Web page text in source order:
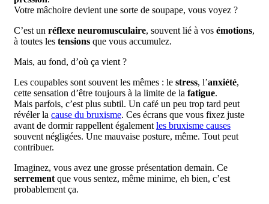
Votre mâchoire devient une sorte de soupape, vous voyez ?
C’est un réflexe neuromusculaire, souvent lié à vos émotions,
à toutes les tensions que vous accumulez.
Mais, au fond, d’où ça vient ?
Les coupables sont souvent les mêmes : le stress, l’anxiété,
cette sensation d’être toujours à la limite de la fatigue.
Mais parfois, c’est plus subtil. Un café un peu trop tard peut
révéler la cause du bruxisme. Ces écrans que vous fixez juste
avant de dormir rappellent égalementles bruxisme causes
souvent négligées. Une mauvaise posture, même. Tout peut
contribuer.
Imaginez, vous avez une grosse présentation demain. Ce
serrementque vous sentez, même minime, eh bien, c’est
probablement ça.